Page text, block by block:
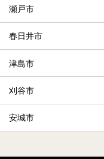
瀬戸市
春日井市
津島市
刈谷市
安城市